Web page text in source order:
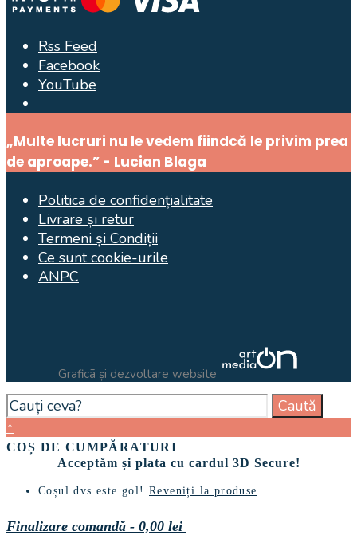
Rss Feed
Facebook
YouTube
Window
„Multe lucruri nu le vedem fiindcă le privim prea
de aproape.” - Lucian Blaga
Politica de confidențialitate
Livrare și retur
Termeni și Condiții
Ce sunt cookie-urile
ANPC
Graficã și dezvoltare website
Search
for:
Caută
Close
Search
Window
↑
COȘ DE CUMPĂRATURI
Acceptăm și plata cu cardul 3D Secure!
Coșul dvs este gol!Reveniți la produse
Finalizare comandă - 0,00 lei